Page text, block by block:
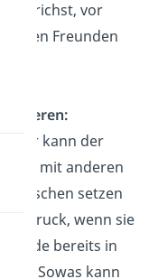
sprichst, vor
Freunden
anderen:
kann der
mit anderen
Menschen setzen
Druck, wenn sie
bereits in
sind. Sowas kann